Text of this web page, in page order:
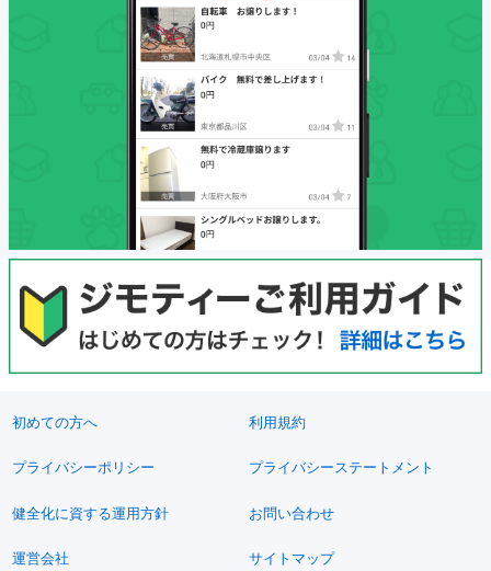
初めての方へ 利用規約
プライバシーポリシー プライバシーステートメント
健全化に資する運用方針 お問い合わせ
運営会社 サイトマップ